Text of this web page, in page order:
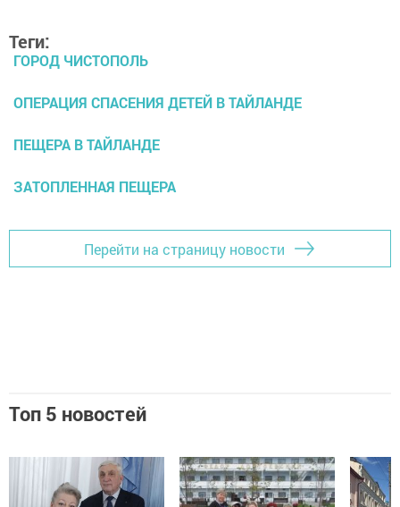
Теги:
ГОРОД ЧИСТОПОЛЬ
ОПЕРАЦИЯ СПАСЕНИЯ ДЕТЕЙ В ТАЙЛАНДЕ
ПЕЩЕРА В ТАЙЛАНДЕ
ЗАТОПЛЕННАЯ ПЕЩЕРА
Перейти на страницу новости
Топ 5 новостей